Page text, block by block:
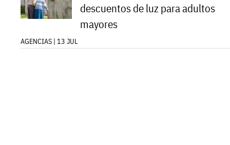
descuentos de luz para adultos
mayores
AGENCIAS | 13 JUL